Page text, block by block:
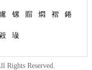
鬳 镙 賵 燜 褶 錈
璏
Rights Reserved.